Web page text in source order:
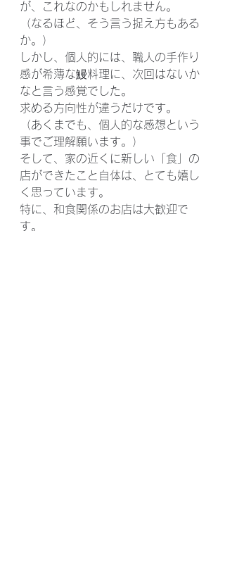
が、これなのかもしれません。
（なるほど、そう言う捉え方もある
か。）
しかし、個人的には、職人の手作り
感が希薄な鰻料理に、次回はないか
なと言う感覚でした。
求める方向性が違うだけです。
（あくまでも、個人的な感想という
事でご理解願います。）
そして、家の近くに新しい「食」の
店ができたこと自体は、とても嬉し
く思っています。
特に、和食関係のお店は大歓迎で
す。